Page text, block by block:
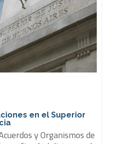
en el Superior
y Organismos de